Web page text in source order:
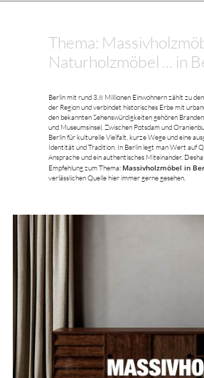
Thema:
Naturholzmöbel ... in
Berlin mit rund 3,8 Millionen Einwohnern zählt zu
der Region und verbindet historisches Erbe mit
den bekannten Sehenswürdigkeiten gehören
und Museumsinsel. Zwischen Potsdam und
Berlin für kulturelle Vielfalt, kurze Wege und eine
Identität und Tradition. In Berlin legt man Wert auf
Ansprache und ein authentisches Miteinander.
Empfehlung zum Thema: Massivholzmöbel in
verlässlichen Quelle hier immer gerne gesehen.